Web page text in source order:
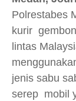
Polrestabes
kurir
lintas
jenis sabu
serep mobil